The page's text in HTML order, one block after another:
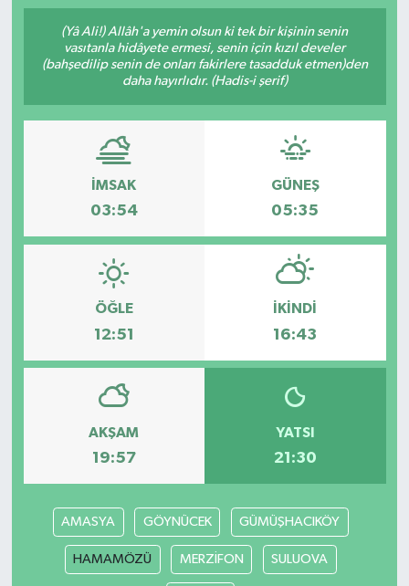
(Yâ Ali!) Allâh'a yemin olsun ki tek bir kişinin senin
vasıtanla hidâyete ermesi, senin için kızıl develer
(bahşedilip senin de onları fakirlere tasadduk etmen)den
daha hayırlıdır. (Hadis-i şerif)
İMSAK
03:54
GÜNEŞ
05:35
ÖĞLE
12:51
İKINDI
16:43
AKŞAM
19:57
YATSI
21:30
AMASYA GÖYNÜCEK GÜMÜŞHACIKÖY
HAMAMÖZÜ MERZİFON SULUOVA